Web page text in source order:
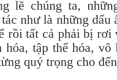
lẽ chúng ta,
như là những dấu
rồi tất cả phải bị rơi
hóa, tập thể hóa, vô
quý trọng cho